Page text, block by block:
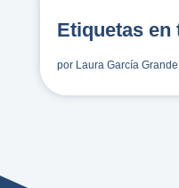
Etiquetas en
por Laura García Grande